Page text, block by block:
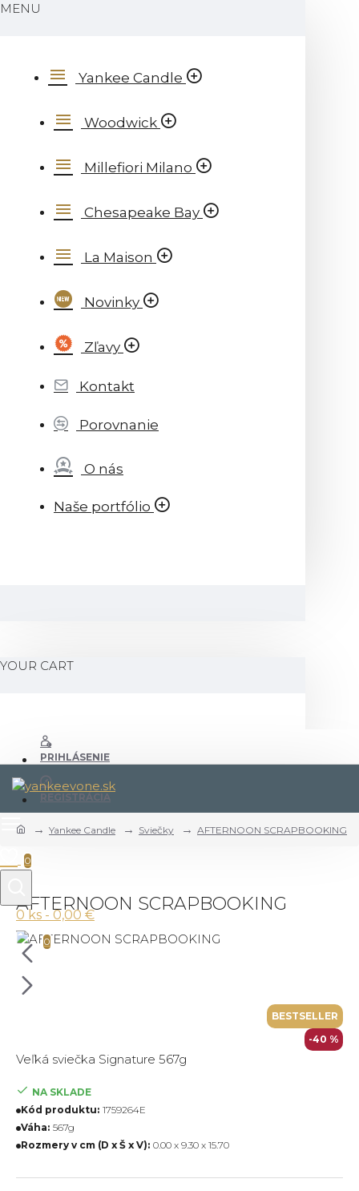
MENU
Yankee Candle
Woodwick
Millefiori Milano
Chesapeake Bay
La Maison
Novinky
Zľavy
Kontakt
Porovnanie
O nás
Naše portfólio
YOUR CART
PRIHLÁSENIE
REGISTRÁCIA
0
0 ks - 0,00 €
0
Yankee Candle Sviečky AFTERNOON SCRAPBOOKING
AFTERNOON SCRAPBOOKING
BESTSELLER
-40 %
Veľká sviečka Signature 567g
NA SKLADE
Kód produktu: 1759264E
Váha: 567g
Rozmery v cm (D x Š x V): 0.00 x 9.30 x 15.70